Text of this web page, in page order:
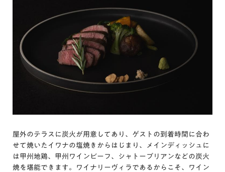
屋外のテラスに炭火が用意してあり、ゲストの到着時間に合わ
せて焼いたイワナの塩焼きからはじまり、メインディッシュに
は甲州地鶏、甲州ワインビーフ、シャトーブリアンなどの炭火
焼を堪能できます。ワイナリーヴィラであるからこそ、ワイン